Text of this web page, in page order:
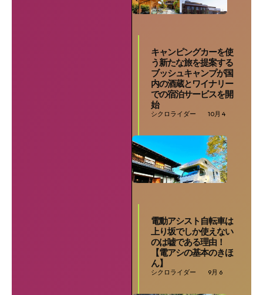
キャンピングカーを使
う新たな旅を提案する
ブッシュキャンプが国
内の酒蔵とワイナリー
での宿泊サービスを開
始
シクロライダー 10月 4
電動アシスト自転車は
上り坂でしか使えない
のは嘘である理由！
【電アシの基本のきほ
ん】
シクロライダー 9月 6